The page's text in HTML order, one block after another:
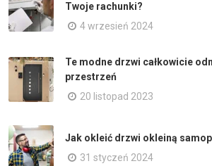
Twoje rachunki?
4 wrzesień 2024
Te modne drzwi całkowicie
przestrzeń
20 listopad 2023
Jak okleić drzwi okleiną
31 styczeń 2024